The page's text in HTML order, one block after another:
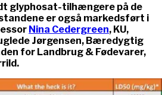
glyphosat-tilhængere på de
er også markedsført i
Nina Cedergreen, KU,
Jørgensen, Bæredygtig
for Landbrug & Fødevarer,